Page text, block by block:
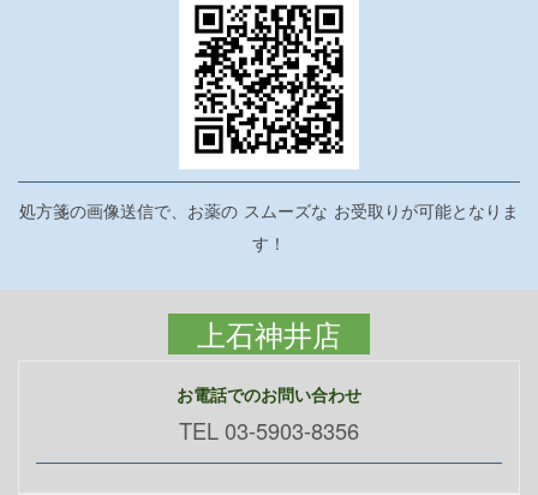
処方箋の画像送信で、お薬の スムーズな お受取りが可能となりま
す！
上石神井店
お電話でのお問い合わせ
TEL 03-5903-8356